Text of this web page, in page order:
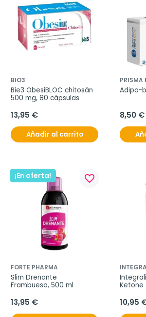
BIO3
Bie3 ObesiBLOC chitosán
500 mg, 80 cápsulas
13,95 €
Añadir al carrito
PRISMA
Adipo-
8,50 €
¡En oferta! favorite_border
FORTE PHARMA
Slim Drenante
Frambuesa, 500 ml
13,95 €
Ketone
10,95